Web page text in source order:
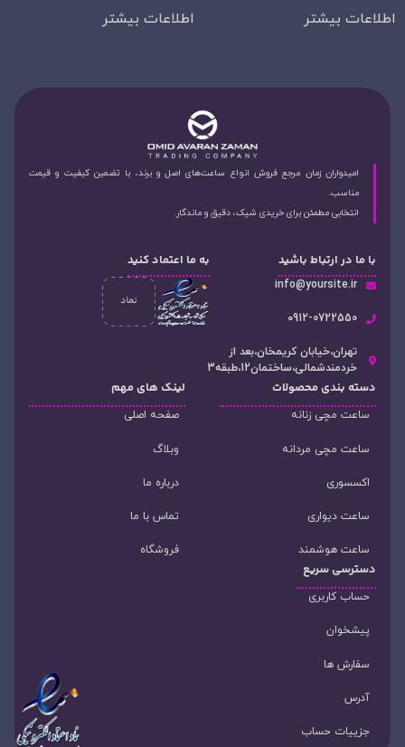
اطلاعات بیشتر اطلاعات بیشتر
امیدواران زمان مرجع فروش انواع ساعت‌های اصل و برند، با تضمین کیفیت و قیمت
مناسب.
انتخابی مطمئن برای خریدی شیک، دقیق و ماندگار.
با ما در ارتباط باشید
info@yoursite.ir
۰912-0722550
تهران،خیابان کریمخان،بعد از
خردمندشمالی،ساختمان12،طبقه3
به ما اعتماد کنید
دسته‌ بندی محصولات
ساعت مچی زنانه
ساعت مچی مردانه
اکسسوری
ساعت دیواری
ساعت هوشمند
لینک های مهم
صفحه اصلی
وبلاگ
درباره ما
تماس با ما
فروشگاه
دسترسی سریع
حساب کاربری
پیشخوان
سفارش ها
آدرس
جزییات حساب